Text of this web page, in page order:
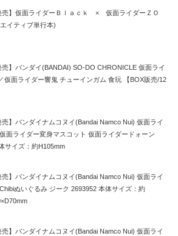
売】仮面ライダーＢｌａｃｋ × 仮面ライダーＺＯ
イティブ単行本)
売】バンダイ(BANDAI) SO-DO CHRONICLE 仮面ライ
仮面ライダー響鬼 チューインガム 食玩 【BOX販売/12
売】バンダイナムコヌイ(Bandai Namco Nui) 仮面ライ
面ライダー変身マスコット 仮面ライダードォーン
サイズ：約H105mm
売】バンダイナムコヌイ(Bandai Namco Nui) 仮面ライ
ぬいぐるみ ジーク 2693952 本体サイズ：約
売】バンダイナムコヌイ(Bandai Namco Nui) 仮面ライ